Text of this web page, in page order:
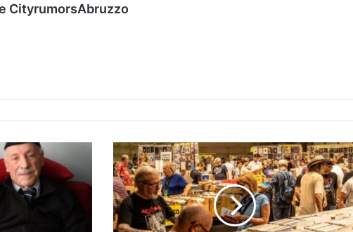
CityrumorsAbruzzo